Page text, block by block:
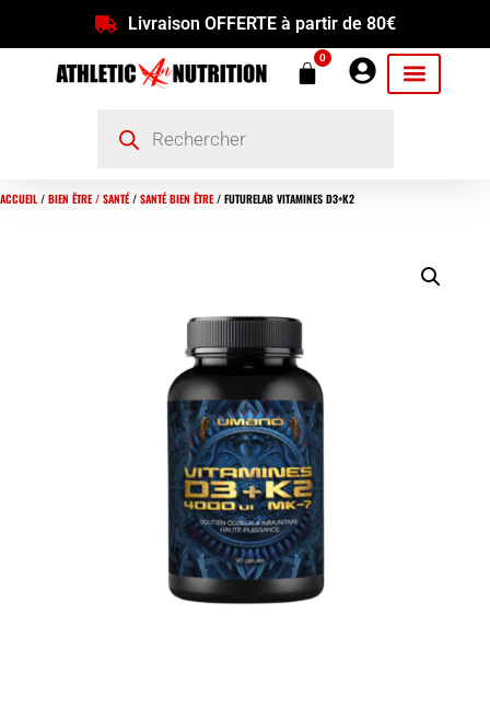
Livraison OFFERTE à partir de 80€
0
ACCUEIL/ BIEN ÊTRE / SANTÉ/ SANTÉ BIEN ÊTRE/ FUTURELAB VITAMINES D3+K2